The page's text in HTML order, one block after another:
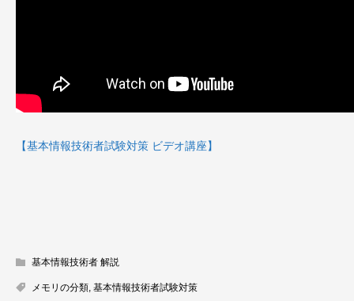
【基本情報技術者試験対策 ビデオ講座】
基本情報技術者 解説
メモリの分類, 基本情報技術者試験対策